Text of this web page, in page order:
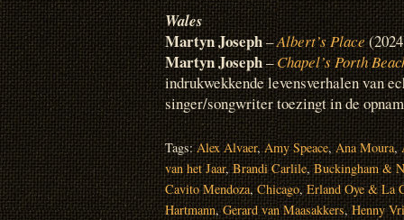
Wales
Martyn Joseph–Albert’s Place
Martyn Joseph–Chapel’s Porth
indrukwekkende levensverhalen van
singer/songwriter toezingt in de
Tags:Alex Alvaer, Amy Speace,Ana Moura,
van het Jaar,Brandi Carlile,Buckingham &
Cavito Mendoza,Chicago,Erland Oye & La
Hartmann,Gerard van Maasakkers,Henny